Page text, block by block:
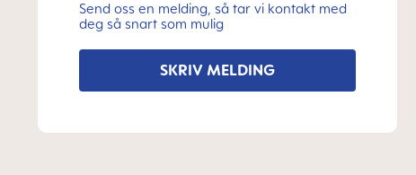
Send oss en melding, så tar vi kontakt med
deg så snart som mulig
SKRIV MELDING